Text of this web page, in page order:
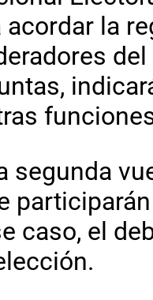
acordar la
segunda
caso, el